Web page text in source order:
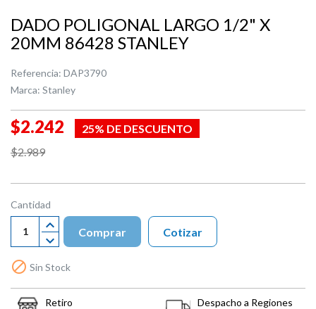
DADO POLIGONAL LARGO 1/2" X
20MM 86428 STANLEY
Referencia: DAP3790
Marca: Stanley
$2.242
25% DE DESCUENTO
$2.989
Cantidad
Comprar
 Sin Stock
Cotizar
Retiro
Despacho a Regiones